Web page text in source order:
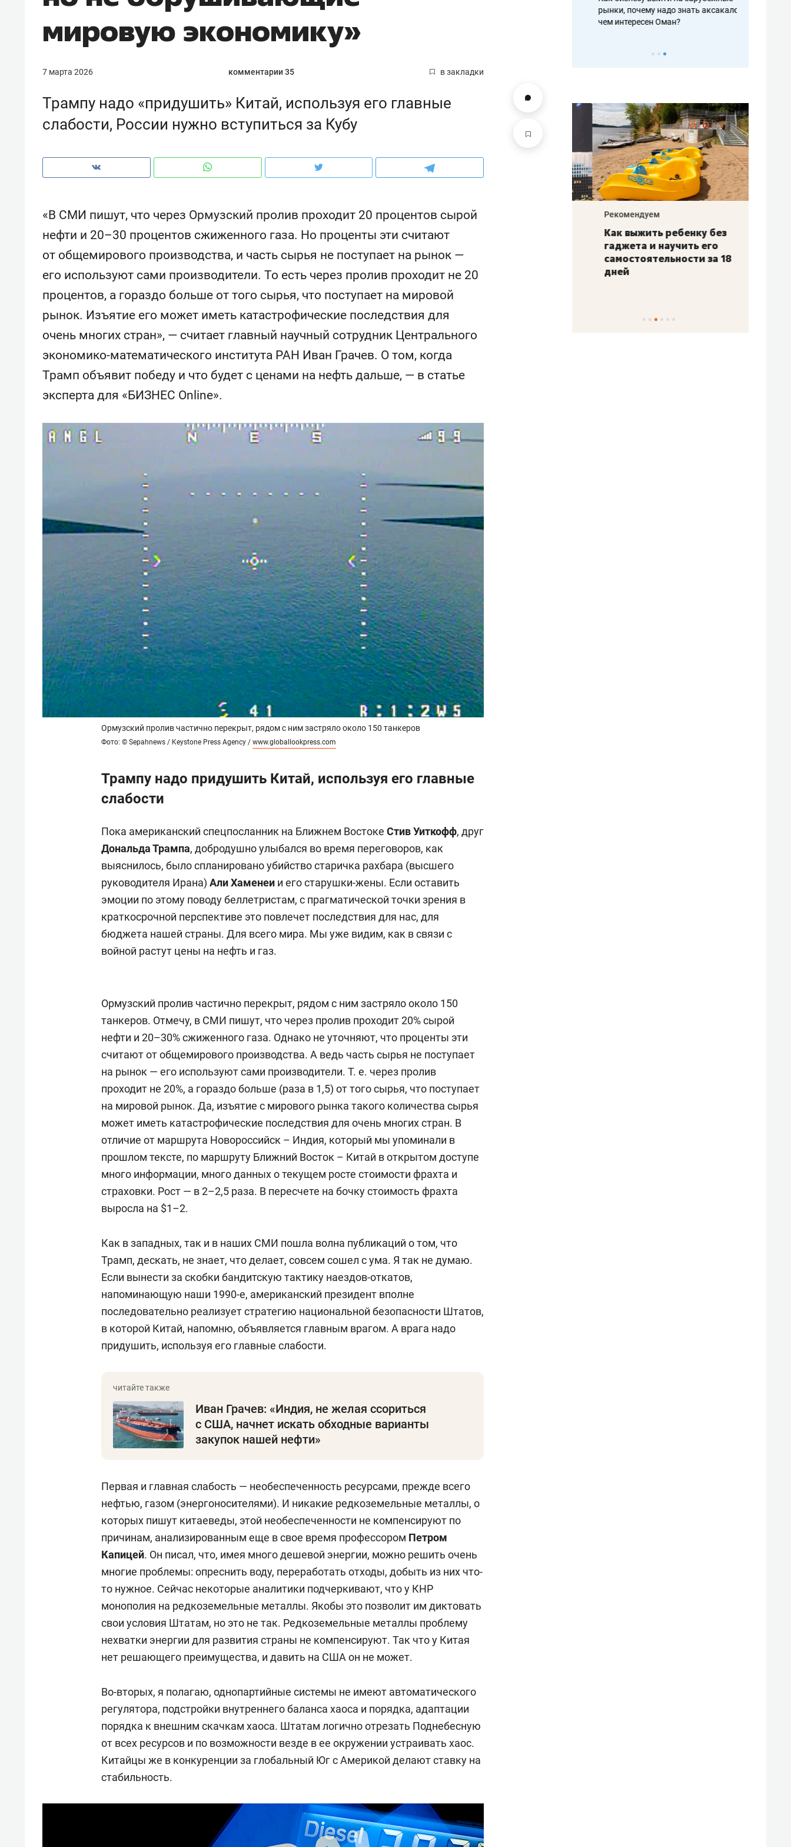
мировую экономику»
7 марта 2026 комментарии 35 в закладки
Трампу надо «придушить» Китай, используя его главные
слабости, России нужно вступиться за Кубу
«В СМИ пишут, что через Ормузский пролив проходит 20 процентов сырой
нефти и 20–30 процентов сжиженного газа. Но проценты эти считают
от общемирового производства, и часть сырья не поступает на рынок —
его используют сами производители. То есть через пролив проходит не 20
процентов, а гораздо больше от того сырья, что поступает на мировой
рынок. Изъятие его может иметь катастрофические последствия для
очень многих стран», — считает главный научный сотрудник Центрального
экономико-математического института РАН Иван Грачев. О том, когда
Трамп объявит победу и что будет с ценами на нефть дальше, — в статье
эксперта для «БИЗНЕС Online».
Ормузский пролив частично перекрыт, рядом с ним застряло около 150 танкеров
Фото: © Sepahnews / Keystone Press Agency / www.globallookpress.com
Трампу надо придушить Китай, используя его главные
слабости
Пока американский спецпосланник на Ближнем Востоке Стив Уиткофф, друг
Дональда Трампа, добродушно улыбался во время переговоров, как
выяснилось, было спланировано убийство старичка рахбара (высшего
руководителя Ирана) Али Хаменеи и его старушки-жены. Если оставить
эмоции по этому поводу беллетристам, с прагматической точки зрения в
краткосрочной перспективе это повлечет последствия для нас, для
бюджета нашей страны. Для всего мира. Мы уже видим, как в связи с
войной растут цены на нефть и газ.
Ормузский пролив частично перекрыт, рядом с ним застряло около 150
танкеров. Отмечу, в СМИ пишут, что через пролив проходит 20% сырой
нефти и 20–30% сжиженного газа. Однако не уточняют, что проценты эти
считают от общемирового производства. А ведь часть сырья не поступает
на рынок — его используют сами производители. Т. е. через пролив
проходит не 20%, а гораздо больше (раза в 1,5) от того сырья, что поступает
на мировой рынок. Да, изъятие с мирового рынка такого количества сырья
может иметь катастрофические последствия для очень многих стран. В
отличие от маршрута Новороссийск – Индия, который мы упоминали в
прошлом тексте, по маршруту Ближний Восток – Китай в открытом доступе
много информации, много данных о текущем росте стоимости фрахта и
страховки. Рост — в 2–2,5 раза. В пересчете на бочку стоимость фрахта
выросла на $1–2.
Как в западных, так и в наших СМИ пошла волна публикаций о том, что
Трамп, дескать, не знает, что делает, совсем сошел с ума. Я так не думаю.
Если вынести за скобки бандитскую тактику наездов-откатов,
напоминающую наши 1990-е, американский президент вполне
последовательно реализует стратегию национальной безопасности Штатов,
в которой Китай, напомню, объявляется главным врагом. А врага надо
придушить, используя его главные слабости.
Иван Грачев: «Индия, не желая ссориться
с США, начнет искать обходные варианты
закупок нашей нефти»
Первая и главная слабость — необеспеченность ресурсами, прежде всего
нефтью, газом (энергоносителями). И никакие редкоземельные металлы, о
которых пишут китаеведы, этой необеспеченности не компенсируют по
причинам, анализированным еще в свое время профессором Петром
Капицей. Он писал, что, имея много дешевой энергии, можно решить очень
многие проблемы: опреснить воду, переработать отходы, добыть из них что-
то нужное. Сейчас некоторые аналитики подчеркивают, что у КНР
монополия на редкоземельные металлы. Якобы это позволит им диктовать
свои условия Штатам, но это не так. Редкоземельные металлы проблему
нехватки энергии для развития страны не компенсируют. Так что у Китая
нет решающего преимущества, и давить на США он не может.
Во-вторых, я полагаю, однопартийные системы не имеют автоматического
регулятора, подстройки внутреннего баланса хаоса и порядка, адаптации
порядка к внешним скачкам хаоса. Штатам логично отрезать Поднебесную
от всех ресурсов и по возможности везде в ее окружении устраивать хаос.
Китайцы же в конкуренции за глобальный Юг с Америкой делают ставку на
стабильность.
рынки, почему надо знать аксакалов и
о трехкратном росте цен, дотошных
рынки, почему надо знать аксакалов и
чем интересен Оман?
Рекомендуем
Падел, фитнес, танцы и даже
ниндзя-зал: как ТРЦ «Франт»
стал Меккой для любителей
спорта
Рекомендуем
Психотерапевт «Фороса»:
«Директорский невроз» –
когда человек не считает
свою сверхнагрузку
Рекомендуем
Дизайнер-прораб Наталья
с мебелью за 2 миллиона –
для меня это челлендж!»
Рекомендуем
Как выжить ребенку без
гаджета и научить его
самостоятельности за 18
дней